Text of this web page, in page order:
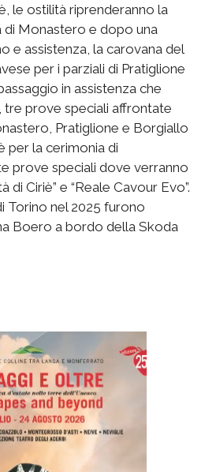
le ostilità riprenderanno la
Monastero e dopo una
e assistenza, la carovana del
per i parziali di Pratiglione
in assistenza che
tre prove speciali affrontate
Pratiglione e Borgiallo
per la cerimonia di
prove speciali dove verranno
di Ciriè” e “Reale Cavour Evo”.
Torino nel 2025 furono
Boero a bordo della Skoda